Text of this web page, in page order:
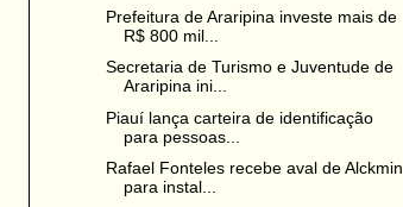
Prefeitura de Araripina investe mais de
R$ 800 mil...
Secretaria de Turismo e Juventude de
Araripina ini...
Piauí lança carteira de identificação
para pessoas...
Rafael Fonteles recebe aval de Alckmin
para instal...